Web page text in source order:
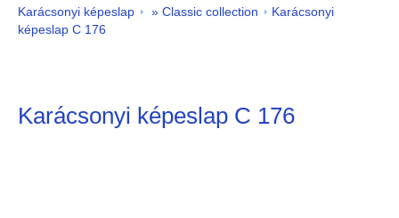
Karácsonyi képeslap » Classic collection
Karácsonyi
képeslap C 176
Karácsonyi képeslap C 176